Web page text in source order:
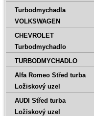
Turbodmychadla
VOLKSWAGEN
CHEVROLET
Turbodmychadlo
TURBODMYCHADLO
Alfa Romeo Střed turba
Ložiskový uzel
AUDI Střed turba
Ložiskový uzel